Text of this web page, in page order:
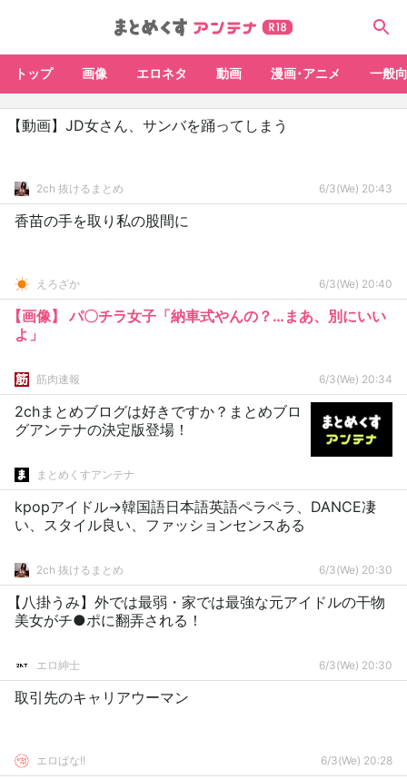
トップ 画像 エロネタ 動画 漫画･アニメ 一般
【動画】JD女さん、サンバを踊ってしまう
2ch 抜けるまとめ 6/3(We) 20:43
香苗の手を取り私の股間に
えろざか 6/3(We) 20:40
【画像】 パ〇チラ女子「納車式やんの？…まあ、別にいい
よ」
筋肉速報 6/3(We) 20:34
2chまとめブログは好きですか？まとめブロ
グアンテナの決定版登場！
まとめくすアンテナ
kpopアイドル→韓国語日本語英語ペラペラ、DANCE凄
い、スタイル良い、ファッションセンスある
2ch 抜けるまとめ 6/3(We) 20:30
【八掛うみ】外では最弱・家では最強な元アイドルの干物
美女がチ●ポに翻弄される！
エロ紳士 6/3(We) 20:30
取引先のキャリアウーマン
エロばな!! 6/3(We) 20:28